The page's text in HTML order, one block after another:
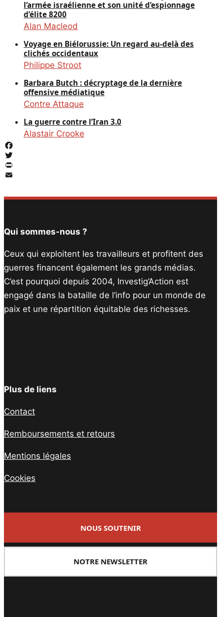
l’armée israélienne et son unité d’espionnage
d’élite 8200
Alan Macleod
Voyage en Biélorussie: Un regard au-delà des
clichés occidentaux
Philippe Stroot
Barbara Butch : décryptage de la dernière
offensive médiatique
Contre Attaque
La guerre contre l’Iran 3.0
Alastair Crooke
Facebook
Twitter
PrintFriendly
Qui sommes-nous ?
Ceux qui exploitent les travailleurs et profitent des
guerres financent également les grands médias.
C’est pourquoi depuis 2004, Investig’Action est
engagé dans la bataille de l’info pour un monde de
paix et une répartition équitable des richesses.
Plus de liens
Contact
Remboursements et retours
Mentions légales
Cookies
NOUS SOUTENIR
NOTRE NEWSLETTER